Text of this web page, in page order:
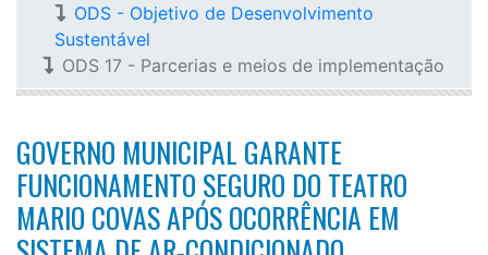
ODS - Objetivo de Desenvolvimento
Sustentável
ODS 17 - Parcerias e meios de implementação
GOVERNO MUNICIPAL GARANTE
FUNCIONAMENTO SEGURO DO TEATRO
MARIO COVAS APÓS OCORRÊNCIA EM